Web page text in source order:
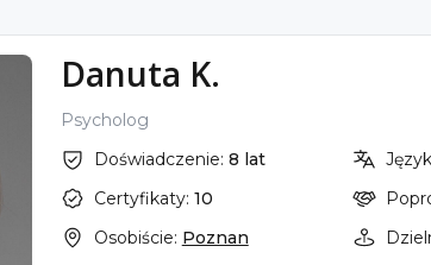
Danuta K.
Psycholog
Doświadczenie: 8 lat
Certyfikaty: 10
Osobiście: Poznan